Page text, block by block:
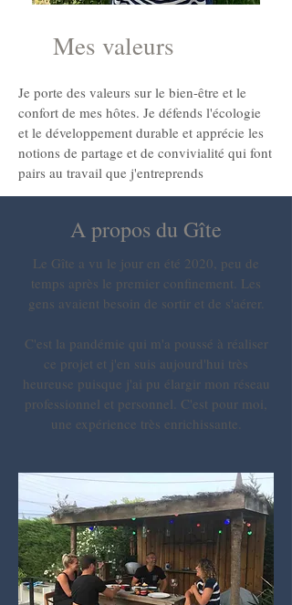
Mes valeurs
Je porte des valeurs sur le bien-être et le
confort de mes hôtes. Je défends l'écologie
et le développement durable et apprécie les
notions de partage et de convivialité qui font
pairs au travail que j'entreprends
A propos du Gîte
Le Gîte a vu le jour en été 2020, peu de
temps après le premier confinement. Les
gens avaient besoin de sortir et de s'aérer.
C'est la pandémie qui m'a poussé à réaliser
ce projet et j'en suis aujourd'hui très
heureuse puisque j'ai pu élargir mon réseau
professionnel et personnel. C'est pour moi,
une expérience très enrichissante.